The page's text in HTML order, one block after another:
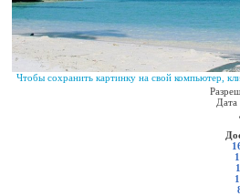
Чтобы сохранить картинку на свой компьютер,
Дата